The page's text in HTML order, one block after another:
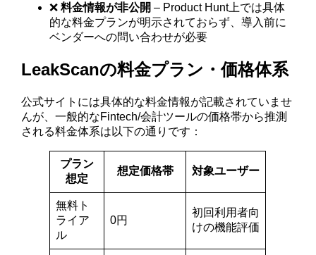
❌料金情報が非公開 – Product Hunt上では具体
的な料金プランが明示されておらず、導入前に
ベンダーへの問い合わせが必要
LeakScanの料金プラン・価格体系
公式サイトには具体的な料金情報が記載されていませ
んが、一般的なFintech/会計ツールの価格帯から推測
される料金体系は以下の通りです：
プラン
想定
想定価格帯 対象ユーザー
無料ト
ライア
ル
0円
初回利用者向
けの機能評価